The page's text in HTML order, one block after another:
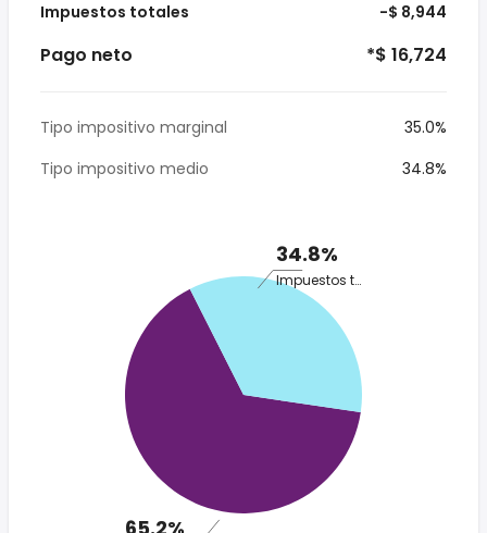
Impuestos totales -$ 8,944
Pago neto *$ 16,724
Tipo impositivo marginal
35.0%
Tipo impositivo medio
34.8%
34.8%
Impuestos totales